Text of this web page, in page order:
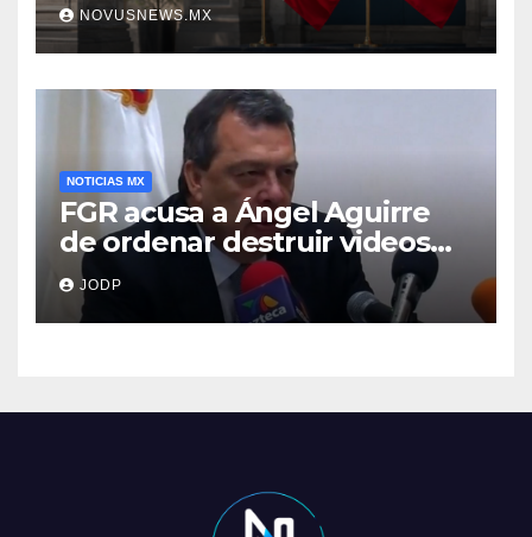
NOVUSNEWS.MX
NOTICIAS MX
FGR acusa a Ángel Aguirre
de ordenar destruir videos
clave del caso Ayotzinapa
JODP